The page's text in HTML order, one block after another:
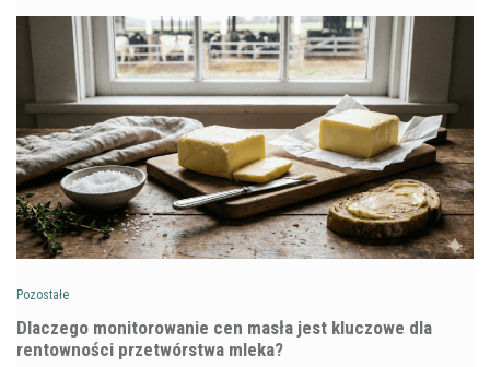
Pozostałe
Dlaczego monitorowanie cen masła jest kluczowe dla
rentowności przetwórstwa mleka?